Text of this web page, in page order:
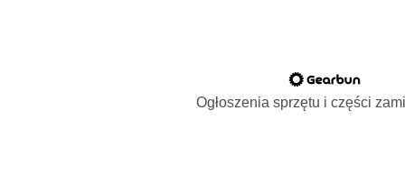
Ogłoszenia sprzętu i części